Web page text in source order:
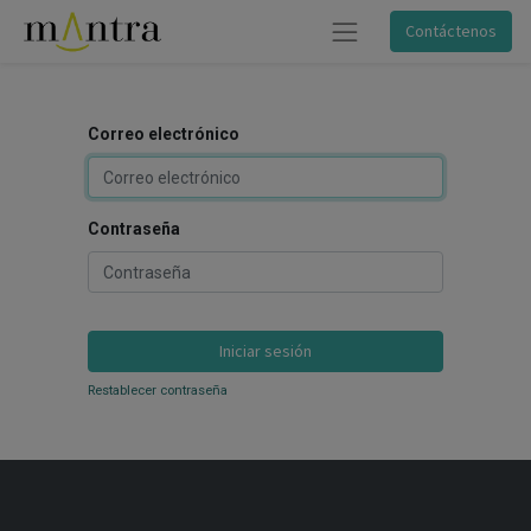
Contáctenos
Correo electrónico
Contraseña
Iniciar sesión
Restablecer contraseña